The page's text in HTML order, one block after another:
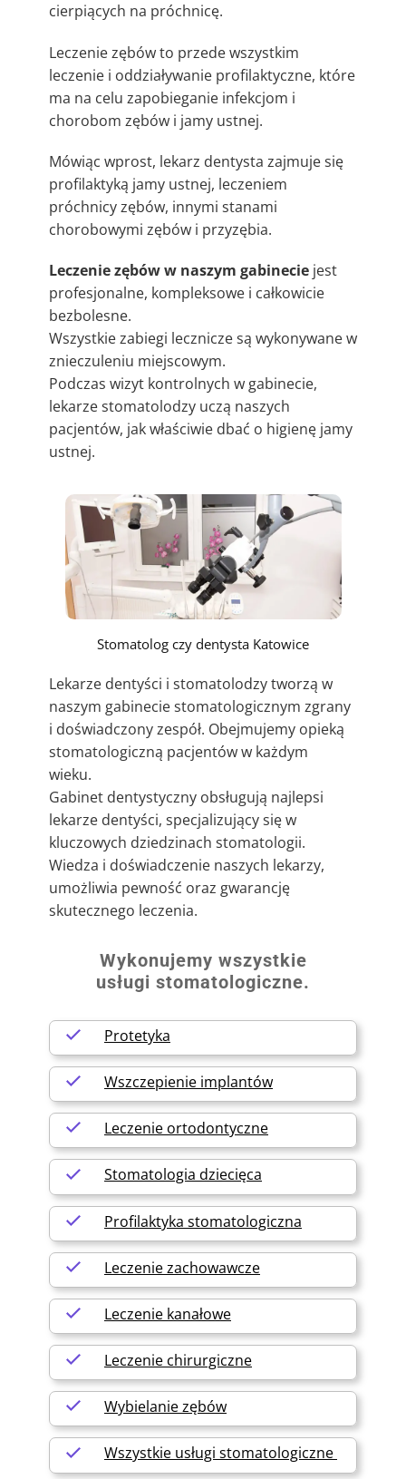
cierpiących na próchnicę.
Leczenie zębów to przede wszystkim
leczenie i oddziaływanie profilaktyczne, które
ma na celu zapobieganie infekcjom i
chorobom zębów i jamy ustnej.
Mówiąc wprost, lekarz dentysta zajmuje się
profilaktyką jamy ustnej, leczeniem
próchnicy zębów, innymi stanami
chorobowymi zębów i przyzębia.
Leczenie zębów w naszym gabinecie jest
profesjonalne, kompleksowe i całkowicie
bezbolesne.
Wszystkie zabiegi lecznicze są wykonywane w
znieczuleniu miejscowym.
Podczas wizyt kontrolnych w gabinecie,
lekarze stomatolodzy uczą naszych
pacjentów, jak właściwie dbać o higienę jamy
ustnej.
Stomatolog czy dentysta Katowice
Lekarze dentyści i stomatolodzy tworzą w
naszym gabinecie stomatologicznym zgrany
i doświadczony zespół. Obejmujemy opieką
stomatologiczną pacjentów w każdym
wieku.
Gabinet dentystyczny obsługują najlepsi
lekarze dentyści, specjalizujący się w
kluczowych dziedzinach stomatologii.
Wiedza i doświadczenie naszych lekarzy,
umożliwia pewność oraz gwarancję
skutecznego leczenia.
Wykonujemy wszystkie
usługi stomatologiczne.
Protetyka
Wszczepienie implantów
Leczenie ortodontyczne
Stomatologia dziecięca
Profilaktyka stomatologiczna
Leczenie zachowawcze
Leczenie kanałowe
Leczenie chirurgiczne
Wybielanie zębów
Wszystkie usługi stomatologiczne